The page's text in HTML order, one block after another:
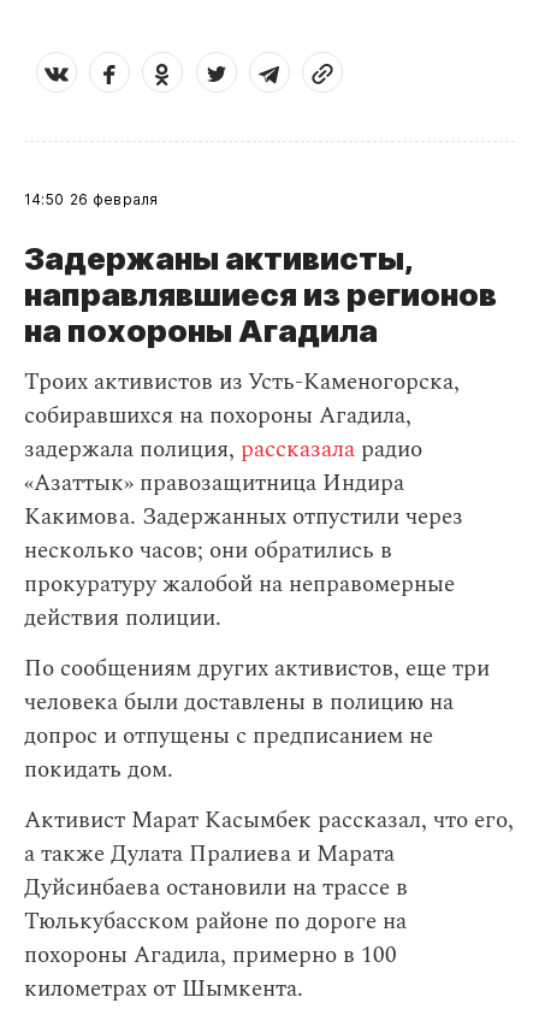
14:50 26 февраля
Задержаны активисты,
направлявшиеся из регионов
на похороны Агадила
Троих активистов из Усть-Каменогорска,
собиравшихся на похороны Агадила,
задержала полиция, рассказала радио
«Азаттык» правозащитница Индира
Какимова. Задержанных отпустили через
несколько часов; они обратились в
прокуратуру жалобой на неправомерные
действия полиции.
По сообщениям других активистов, еще три
человека были доставлены в полицию на
допрос и отпущены с предписанием не
покидать дом.
Активист Марат Касымбек рассказал, что его,
а также Дулата Пралиева и Марата
Дуйсинбаева остановили на трассе в
Тюлькубасском районе по дороге на
похороны Агадила, примерно в 100
километрах от Шымкента.